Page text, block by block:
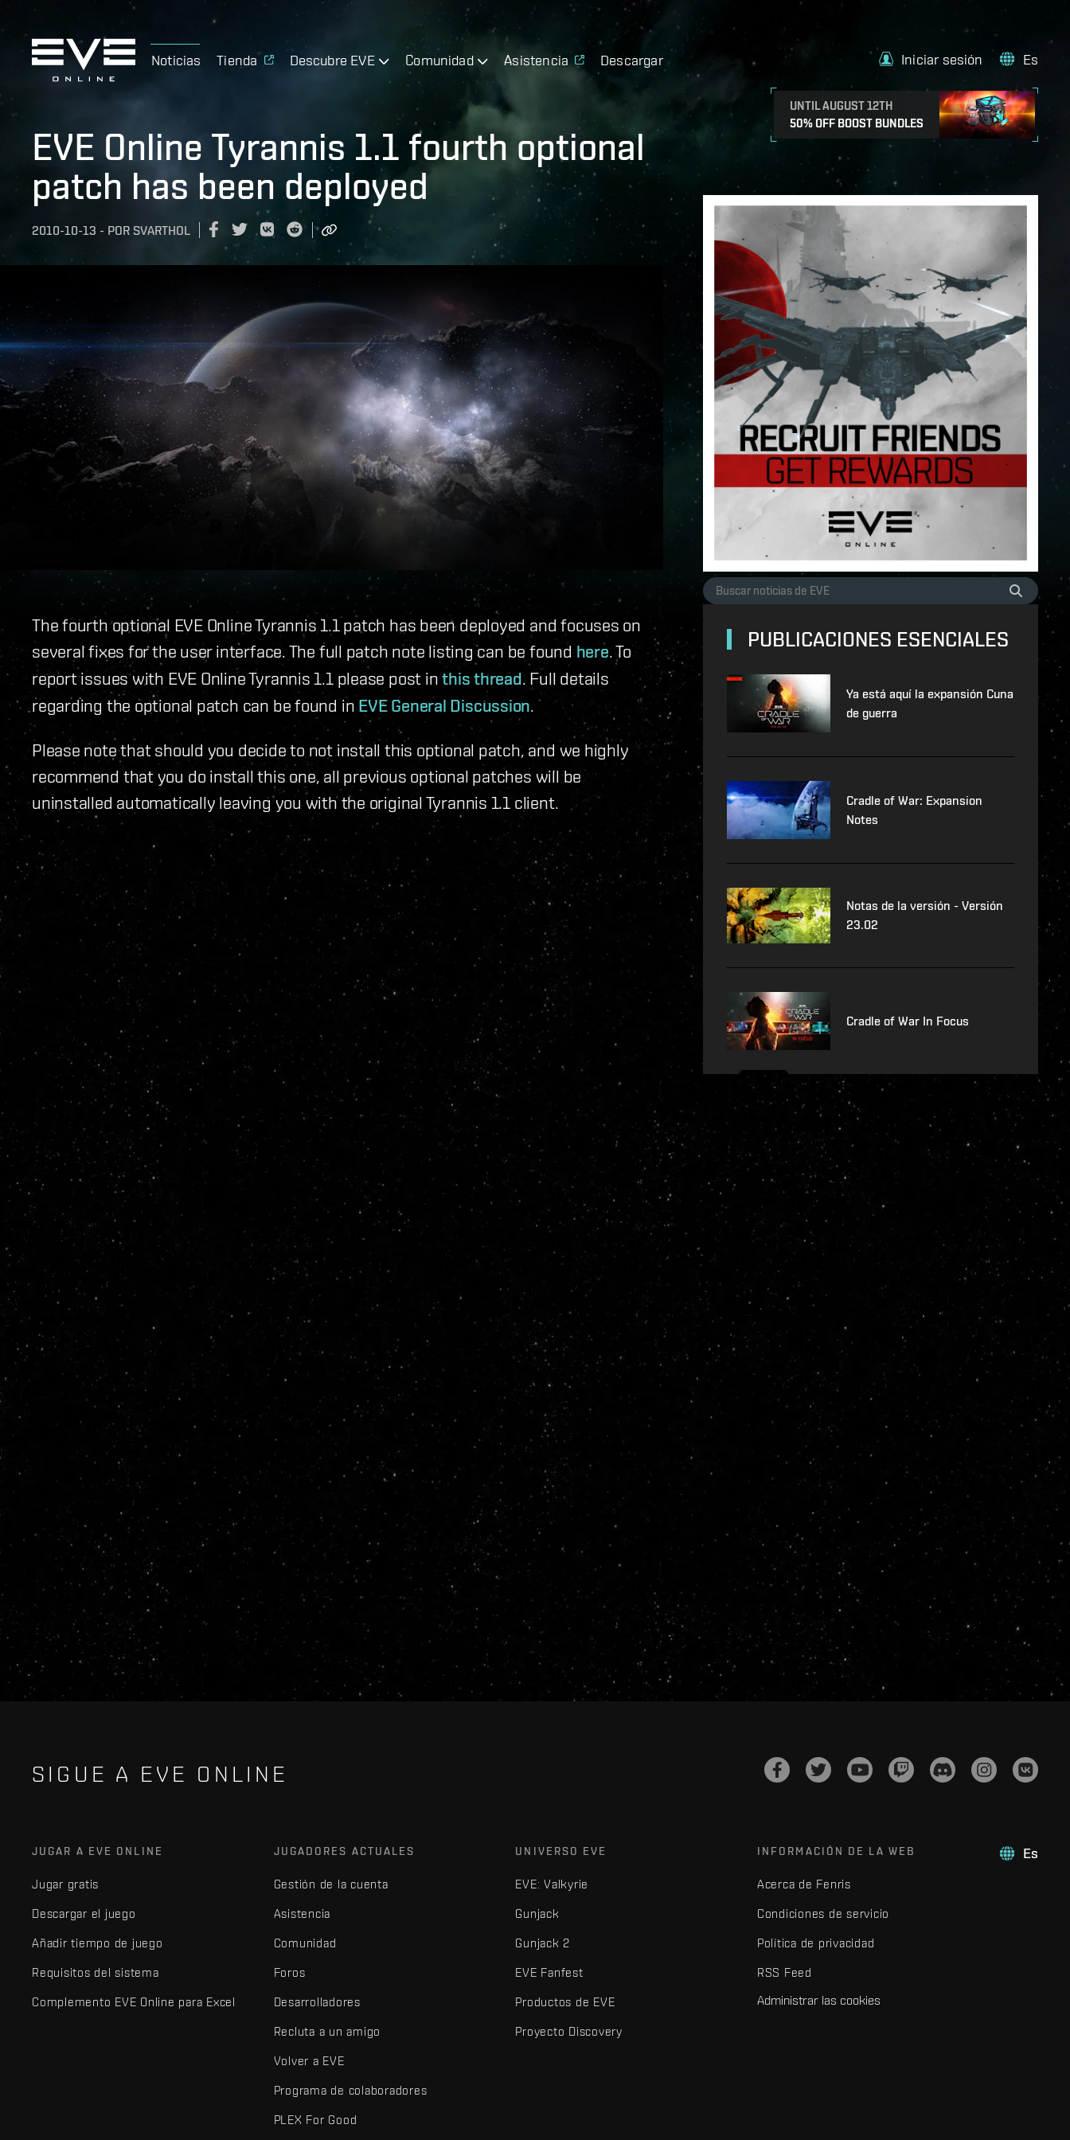
Noticias Tienda Descubre EVE Comunidad Asistencia Descargar
UNTIL AUGUST 12TH
50% OFF BOOST BUNDLES
Iniciar sesión Es
EVE Online Tyrannis 1.1 fourth optional
patch has been deployed
2010-10-13 - POR SVARTHOL
The fourth optional EVE Online Tyrannis 1.1 patch has been deployed and focuses on
several fixes for the user interface. The full patch note listing can be found here. To
report issues with EVE Online Tyrannis 1.1 please post inthis thread. Full details
regarding the optional patch can be found in EVE General Discussion.
Please note that should you decide to not install this optional patch, and we highly
recommend that you do install this one, all previous optional patches will be
uninstalled automatically leaving you with the original Tyrannis 1.1 client.
PUBLICACIONES ESENCIALES
Ya está aquí la expansión Cuna
de guerra
Cradle of War: Expansion
Notes
Notas de la versión - Versión
23.02
Cradle of War In Focus
SIGUE A EVE ONLINE
Es
JUGAR A EVE ONLINE
Jugar gratis
Descargar el juego
Añadir tiempo de juego
Requisitos del sistema
Complemento EVE Online para Excel
JUGADORES ACTUALES
Gestión de la cuenta
Asistencia
Comunidad
Foros
Desarrolladores
Recluta a un amigo
Volver a EVE
Programa de colaboradores
PLEX For Good
UNIVERSO EVE
EVE: Valkyrie
Gunjack
Gunjack 2
EVE Fanfest
Productos de EVE
Proyecto Discovery
INFORMACIÓN DE LA WEB
Acerca de Fenris
Condiciones de servicio
Política de privacidad
RSS Feed
Administrar las cookies